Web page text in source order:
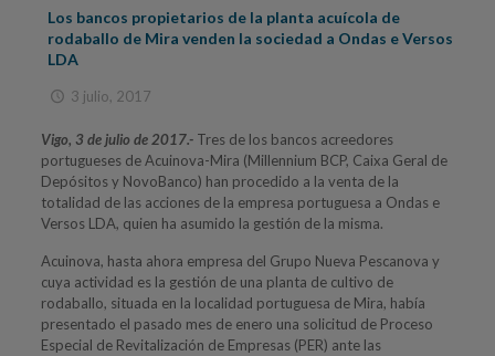
Los bancos propietarios de la planta acuícola de
rodaballo de Mira venden la sociedad a Ondas e Versos
LDA
3 julio, 2017
Vigo, 3 de julio de 2017.-Tres de los bancos acreedores
portugueses de Acuinova-Mira (Millennium BCP, Caixa Geral de
Depósitos y NovoBanco) han procedido a la venta de la
totalidad de las acciones de la empresa portuguesa a Ondas e
Versos LDA, quien ha asumido la gestión de la misma.
Acuinova, hasta ahora empresa del Grupo Nueva Pescanova y
cuya actividad es la gestión de una planta de cultivo de
rodaballo, situada en la localidad portuguesa de Mira, había
presentado el pasado mes de enero una solicitud de Proceso
Especial de Revitalización de Empresas (PER) ante las